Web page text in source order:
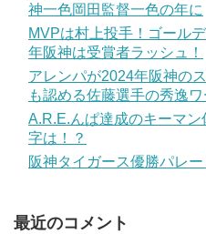
神一色岡田監督一色の年に
MVPは村上投手！ゴール
年阪神は受賞者ラッシュ！
アレンパが2024年阪神の
も認める佐藤選手の秀逸ワ
A.R.E.んぱ達成のキーマ
字は！？
阪神タイガース優勝パレ
最近のコメント